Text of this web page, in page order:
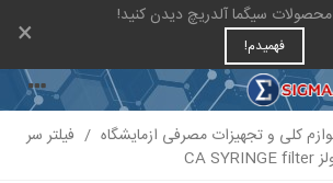
سیگما آلدریچ دیدن کنید!
فهمیدم! ×
کلی و تجهیزات مصرفی ازمایشگاه / فیلتر سر